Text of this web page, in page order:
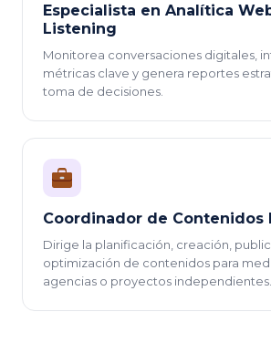
Especialista en Analítica
Listening
Monitorea conversaciones digitales,
métricas clave y genera reportes
toma de decisiones.
Coordinador de Contenidos
Dirige la planificación, creación,
optimización de contenidos para
agencias o proyectos independientes.